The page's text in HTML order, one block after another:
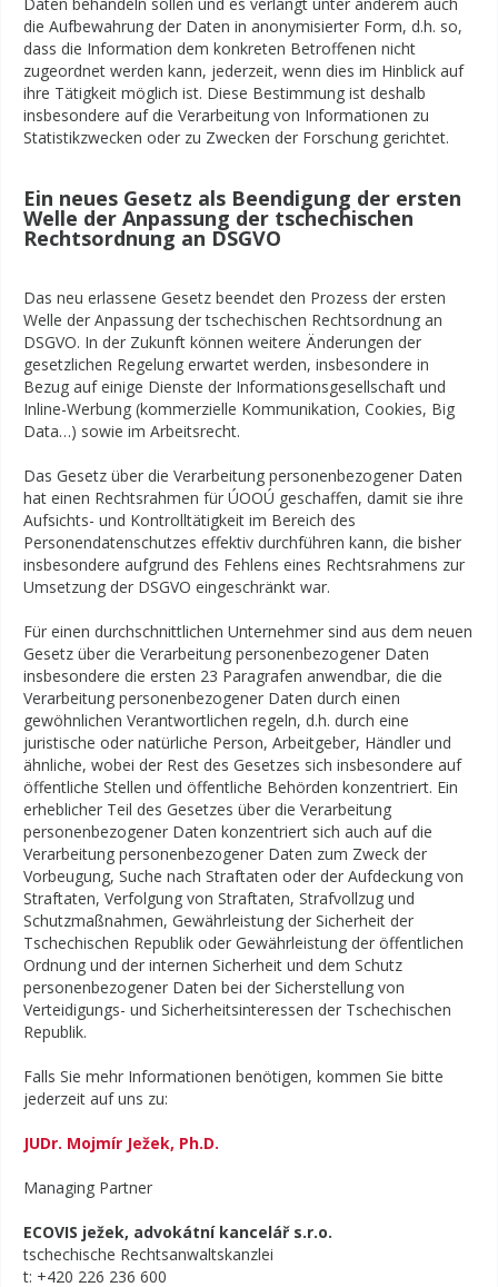
die Aufbewahrung der Daten in anonymisierter Form, d.h. so,
dass die Information dem konkreten Betroffenen nicht
zugeordnet werden kann, jederzeit, wenn dies im Hinblick auf
ihre Tätigkeit möglich ist. Diese Bestimmung ist deshalb
insbesondere auf die Verarbeitung von Informationen zu
Statistikzwecken oder zu Zwecken der Forschung gerichtet.
Ein neues Gesetz als Beendigung der ersten
Welle der Anpassung der tschechischen
Rechtsordnung an DSGVO
Das neu erlassene Gesetz beendet den Prozess der ersten
Welle der Anpassung der tschechischen Rechtsordnung an
DSGVO. In der Zukunft können weitere Änderungen der
gesetzlichen Regelung erwartet werden, insbesondere in
Bezug auf einige Dienste der Informationsgesellschaft und
Inline-Werbung (kommerzielle Kommunikation, Cookies, Big
Data…) sowie im Arbeitsrecht.
Das Gesetz über die Verarbeitung personenbezogener Daten
hat einen Rechtsrahmen für ÚOOÚ geschaffen, damit sie ihre
Aufsichts- und Kontrolltätigkeit im Bereich des
Personendatenschutzes effektiv durchführen kann, die bisher
insbesondere aufgrund des Fehlens eines Rechtsrahmens zur
Umsetzung der DSGVO eingeschränkt war.
Für einen durchschnittlichen Unternehmer sind aus dem neuen
Gesetz über die Verarbeitung personenbezogener Daten
insbesondere die ersten 23 Paragrafen anwendbar, die die
Verarbeitung personenbezogener Daten durch einen
gewöhnlichen Verantwortlichen regeln, d.h. durch eine
juristische oder natürliche Person, Arbeitgeber, Händler und
ähnliche, wobei der Rest des Gesetzes sich insbesondere auf
öffentliche Stellen und öffentliche Behörden konzentriert. Ein
erheblicher Teil des Gesetzes über die Verarbeitung
personenbezogener Daten konzentriert sich auch auf die
Verarbeitung personenbezogener Daten zum Zweck der
Vorbeugung, Suche nach Straftaten oder der Aufdeckung von
Straftaten, Verfolgung von Straftaten, Strafvollzug und
Schutzmaßnahmen, Gewährleistung der Sicherheit der
Tschechischen Republik oder Gewährleistung der öffentlichen
Ordnung und der internen Sicherheit und dem Schutz
personenbezogener Daten bei der Sicherstellung von
Verteidigungs- und Sicherheitsinteressen der Tschechischen
Republik.
Falls Sie mehr Informationen benötigen, kommen Sie bitte
jederzeit auf uns zu:
JUDr. Mojmír Ježek, Ph.D.
Managing Partner
ECOVIS ježek, advokátní kancelář s.r.o.
tschechische Rechtsanwaltskanzlei
t: +420 226 236 600